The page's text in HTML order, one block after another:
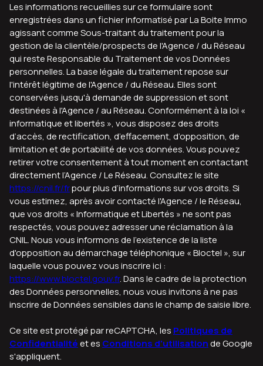
Les informations recueillies sur ce formulaire sont
enregistrées dans un fichier informatisé par La Boite Immo
agissant comme Sous-traitant du traitement pour la
gestion de la clientèle/prospects de l'Agence / du Réseau
qui reste Responsable du Traitement de vos Données
personnelles. La base légale du traitement repose sur
l'intérêt légitime de l'Agence / du Réseau. Elles sont
conservées jusqu'à demande de suppression et sont
destinées à l'Agence / au Réseau. Conformément à la loi «
informatique et libertés », vous disposez des droits
d’accès, de rectification, d’effacement, d’opposition, de
limitation et de portabilité de vos données. Vous pouvez
retirer votre consentement à tout moment en contactant
directement l’Agence / Le Réseau. Consultez le site
https://cnil.fr/frpour plus d’informations sur vos droits. Si
vous estimez, après avoir contacté l'Agence / le Réseau,
que vos droits « Informatique et Libertés » ne sont pas
respectés, vous pouvez adresser une réclamation à la
CNIL. Nous vous informons de l’existence de la liste
d'opposition au démarchage téléphonique « Bloctel », sur
laquelle vous pouvez vous inscrire ici :
https://www.bloctel.gouv.fr. Dans le cadre de la protection
des Données personnelles, nous vous invitons à ne pas
inscrire de Données sensibles dans le champ de saisie libre.
Ce site est protégé par reCAPTCHA, les Politiques de
Confidentialitéet es Conditions d'utilisationde Google
s'appliquent.